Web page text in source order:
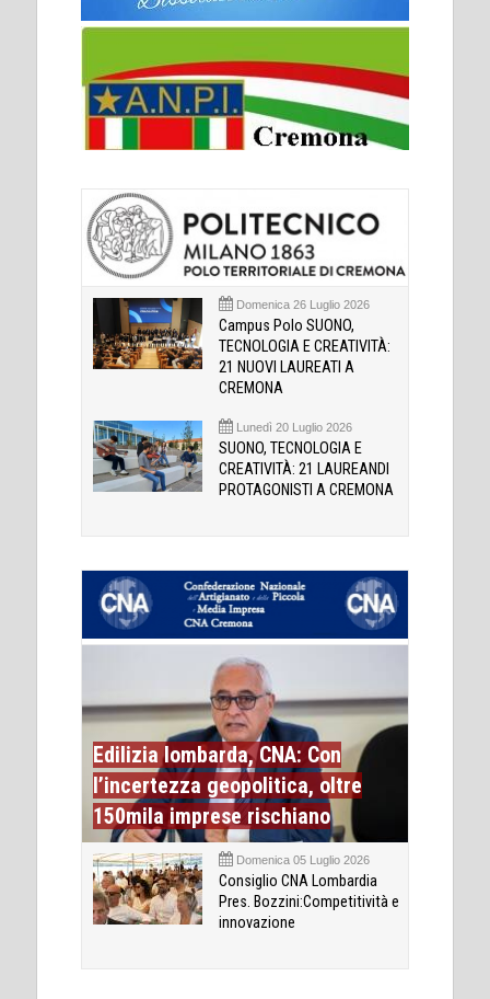
Domenica 26 Luglio 2026
Campus Polo SUONO,
TECNOLOGIA E CREATIVITÀ:
21 NUOVI LAUREATI A
CREMONA
Lunedì 20 Luglio 2026
SUONO, TECNOLOGIA E
CREATIVITÀ: 21 LAUREANDI
PROTAGONISTI A CREMONA
Edilizia lombarda, CNA: Con
l’incertezza geopolitica, oltre
150mila imprese rischiano
Domenica 05 Luglio 2026
Consiglio CNA Lombardia
Pres. Bozzini:Competitività e
innovazione